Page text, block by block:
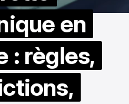
en
: règles,